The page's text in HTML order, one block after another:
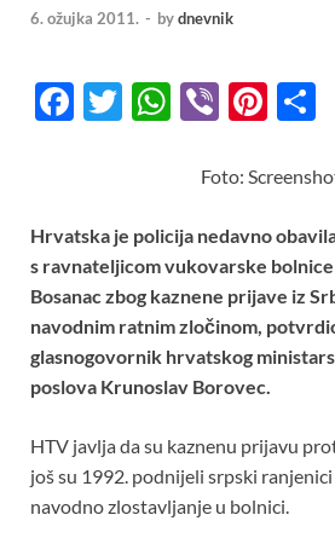
6. ožujka 2011. - bydnevnik
F
b
o
o
k
T
er
W
at
s
A
p
p
Vi
er
Pi
er
es
t
e
Foto:
Hrvatska je policija nedavno
s ravnateljicom vukovarske
Bosanac zbog kaznene prijave iz
navodnim ratnim zločinom,
glasnogovornik hrvatskog
poslova Krunoslav Borovec.
HTV javlja da su kaznenu prijavu
još su 1992. podnijeli srpski
navodno zlostavljanje u bolnici.